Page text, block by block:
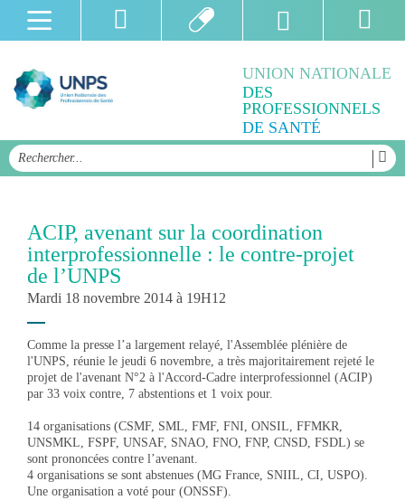
UNION NATIONALE
DES
PROFESSIONNELS
DE SANTÉ
ACIP, avenant sur la coordination
interprofessionnelle : le contre-projet
de l’UNPS
Mardi 18 novembre 2014 à 19H12
Comme la presse l’a largement relayé, l'Assemblée plénière de
l'UNPS, réunie le jeudi 6 novembre, a très majoritairement rejeté le
projet de l'avenant N°2 à l'Accord-Cadre interprofessionnel (ACIP)
par 33 voix contre, 7 abstentions et 1 voix pour.
14 organisations (CSMF, SML, FMF, FNI, ONSIL, FFMKR,
UNSMKL, FSPF, UNSAF, SNAO, FNO, FNP, CNSD, FSDL) se
sont prononcées contre l’avenant.
4 organisations se sont abstenues (MG France, SNIIL, CI, USPO).
Une organisation a voté pour (ONSSF).